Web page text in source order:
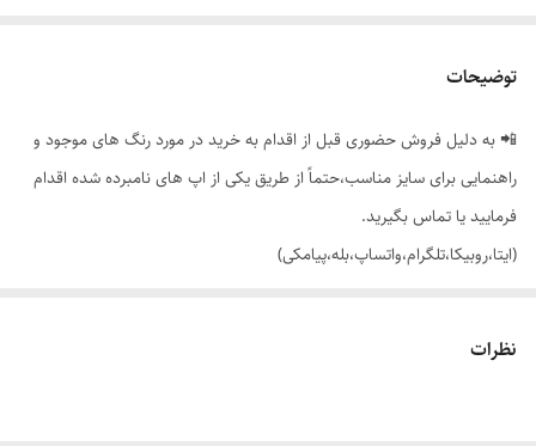
توضیحات
📲 به دلیل فروش حضوری قبل از اقدام به خرید در مورد رنگ های موجود و
راهنمایی برای سایز مناسب،حتماً از طریق یکی از اپ های نامبرده شده اقدام
فرمایید یا تماس بگیرید.
(ایتا،روبیکا،تلگرام،واتساپ،بله،پیامکی)
نظرات